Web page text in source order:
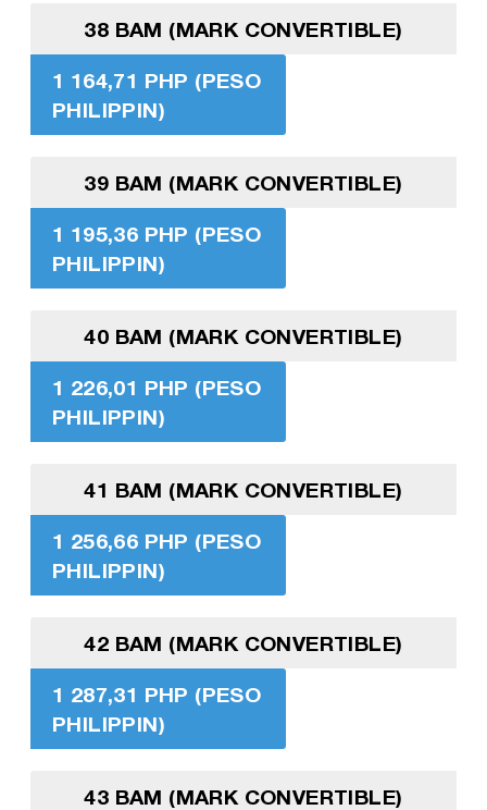
38 BAM (MARK CONVERTIBLE)
1 164,71 PHP (PESO
PHILIPPIN)
39 BAM (MARK CONVERTIBLE)
1 195,36 PHP (PESO
PHILIPPIN)
40 BAM (MARK CONVERTIBLE)
1 226,01 PHP (PESO
PHILIPPIN)
41 BAM (MARK CONVERTIBLE)
1 256,66 PHP (PESO
PHILIPPIN)
42 BAM (MARK CONVERTIBLE)
1 287,31 PHP (PESO
PHILIPPIN)
43 BAM (MARK CONVERTIBLE)